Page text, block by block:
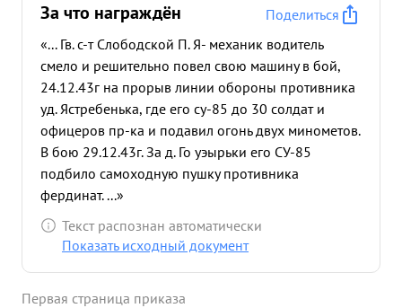
За что награждён
Поделиться
«... Гв. с-т Слободской П. Я- механик водитель
смело и решительно повел свою машину в бой,
24.12.43г на прорыв линии обороны противника
уд. Ястребенька, где его су-85 до 30 солдат и
офицеров пр-ка и подавил огонь двух минометов.
В бою 29.12.43г. За д. Го уэырьки его СУ-85
подбило самоходную пушку противника
фердинат. ...»
Текст распознан автоматически
Показать исходный документ
Первая страница приказа